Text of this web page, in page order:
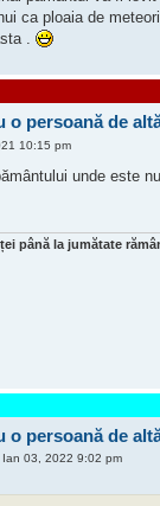
ca ploaia de
.
o persoană de
10:15 pm
unde este
până la jumătate
o persoană de
Ian 03, 2022 9:02 pm